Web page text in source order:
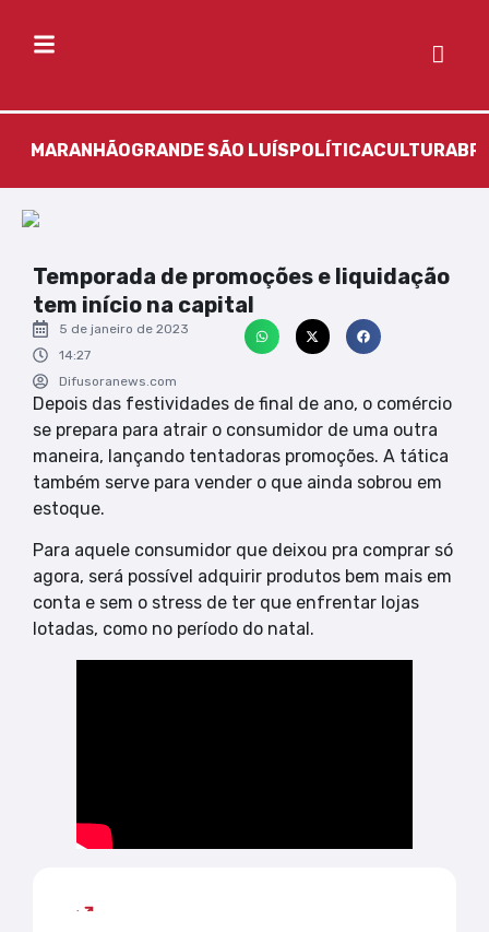
MARANHÃOGRANDE SÃO LUÍSPOLÍTICACULTURA
Temporada de promoções e liquidação
tem início na capital
5 de janeiro de 2023
14:27
Difusoranews.com
Depois das festividades de final de ano, o comércio
se prepara para atrair o consumidor de uma outra
maneira, lançando tentadoras promoções. A tática
também serve para vender o que ainda sobrou em
estoque.
Para aquele consumidor que deixou pra comprar só
agora, será possível adquirir produtos bem mais em
conta e sem o stress de ter que enfrentar lojas
lotadas, como no período do natal.